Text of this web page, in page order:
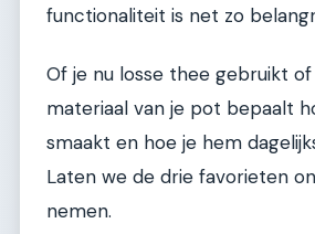
functionaliteit is net zo
Of je nu losse thee gebruikt
materiaal van je pot bepaalt
smaakt en hoe je hem
Laten we de drie favorieten
nemen.